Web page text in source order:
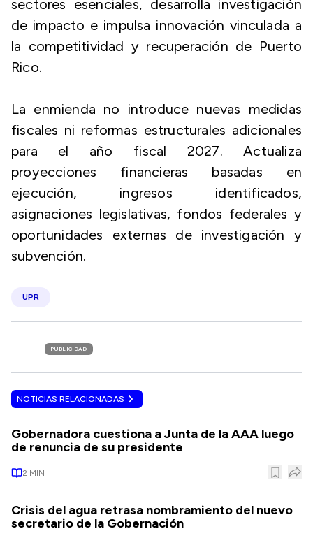
sectores esenciales, desarrolla investigación
de impacto e impulsa innovación vinculada a
la competitividad y recuperación de Puerto
Rico.
La enmienda no introduce nuevas medidas
fiscales ni reformas estructurales adicionales
para el año fiscal 2027. Actualiza
proyecciones financieras basadas en
ejecución, ingresos identificados,
asignaciones legislativas, fondos federales y
oportunidades externas de investigación y
subvención.
UPR
PUBLICIDAD
NOTICIAS RELACIONADAS
Gobernadora cuestiona a Junta de la AAA luego
de renuncia de su presidente
2 MIN
Crisis del agua retrasa nombramiento del nuevo
secretario de la Gobernación